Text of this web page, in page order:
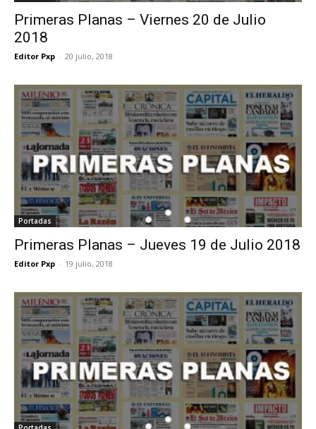
Primeras Planas – Viernes 20 de Julio
2018
Editor Pxp - 20 julio, 2018
Portadas
Primeras Planas – Jueves 19 de Julio 2018
Editor Pxp - 19 julio, 2018